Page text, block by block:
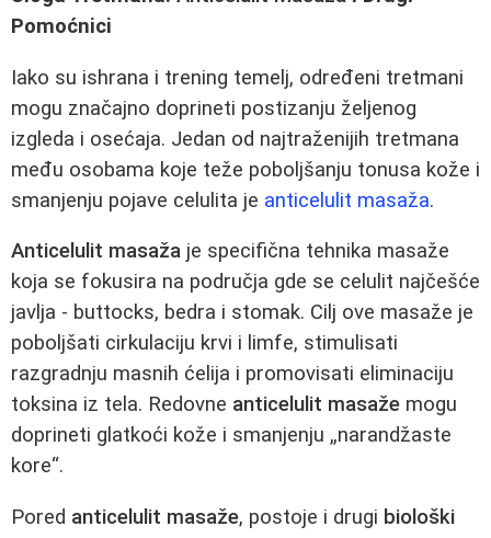
Pomoćnici
Iako su ishrana i trening temelj, određeni tretmani
mogu značajno doprineti postizanju željenog
izgleda i osećaja. Jedan od najtraženijih tretmana
među osobama koje teže poboljšanju tonusa kože i
smanjenju pojave celulita je anticelulit masaža.
Anticelulit masaža je specifična tehnika masaže
koja se fokusira na područja gde se celulit najčešće
javlja - buttocks, bedra i stomak. Cilj ove masaže je
poboljšati cirkulaciju krvi i limfe, stimulisati
razgradnju masnih ćelija i promovisati eliminaciju
toksina iz tela. Redovne anticelulit masaže mogu
doprineti glatkoći kože i smanjenju „narandžaste
kore“.
Pored anticelulit masaže, postoje i drugi biološki